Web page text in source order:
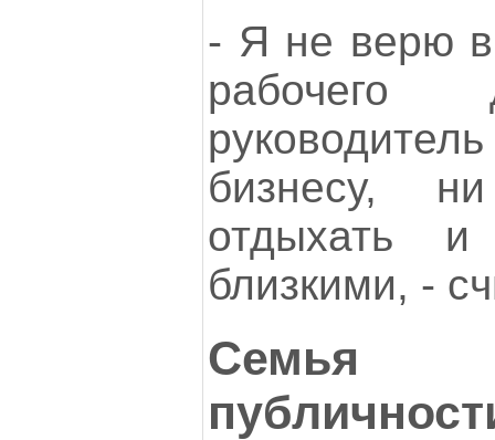
- Я не верю в
рабочего
бизнесу,
отдыхать
близкими, -
Семья